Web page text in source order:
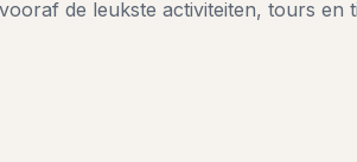
de leukste activiteiten, tours en